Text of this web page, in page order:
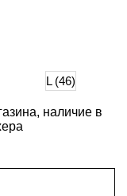
L (46)
наличие в